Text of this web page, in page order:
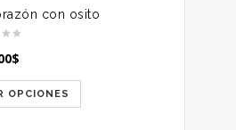
con osito
$
OPCIONES